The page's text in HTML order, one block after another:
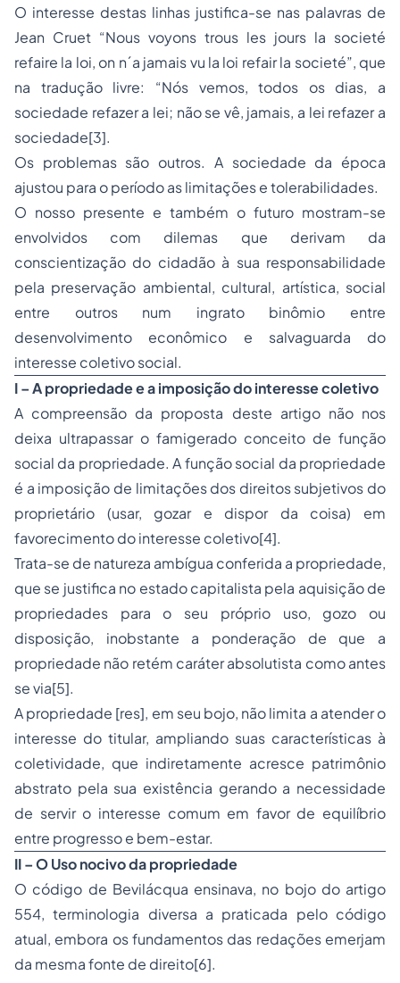
O interesse destas linhas justifica-se nas palavras de
Jean Cruet “Nous voyons trous les jours la societé
refaire la loi, on n´a jamais vu la loi refair la societé”, que
na tradução livre: “Nós vemos, todos os dias, a
sociedade refazer a lei; não se vê, jamais, a lei refazer a
sociedade[3].
Os problemas são outros. A sociedade da época
ajustou para o período as limitações e tolerabilidades.
O nosso presente e também o futuro mostram-se
envolvidos com dilemas que derivam da
conscientização do cidadão à sua responsabilidade
pela preservação ambiental, cultural, artística, social
entre outros num ingrato binômio entre
desenvolvimento econômico e salvaguarda do
interesse coletivo social.
I – A propriedade e a imposição do interesse coletivo
A compreensão da proposta deste artigo não nos
deixa ultrapassar o famigerado conceito de função
social da propriedade. A função social da propriedade
é a imposição de limitações dos direitos subjetivos do
proprietário (usar, gozar e dispor da coisa) em
favorecimento do interesse coletivo[4].
Trata-se de natureza ambígua conferida a propriedade,
que se justifica no estado capitalista pela aquisição de
propriedades para o seu próprio uso, gozo ou
disposição, inobstante a ponderação de que a
propriedade não retém caráter absolutista como antes
se via[5].
A propriedade [res], em seu bojo, não limita a atender o
interesse do titular, ampliando suas características à
coletividade, que indiretamente acresce patrimônio
abstrato pela sua existência gerando a necessidade
de servir o interesse comum em favor de equilíbrio
entre progresso e bem-estar.
II – O Uso nocivo da propriedade
O código de Bevilácqua ensinava, no bojo do artigo
554, terminologia diversa a praticada pelo código
atual, embora os fundamentos das redações emerjam
da mesma fonte de direito[6].